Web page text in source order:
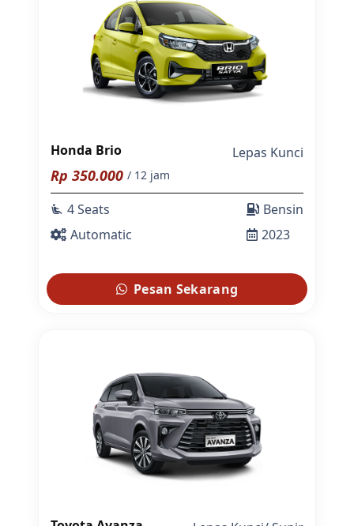
Honda Brio Lepas Kunci
Rp 350.000 / 12 jam
airline_seat_recline_extra 4 Seats
Automatic
Bensin
2023
Pesan Sekarang